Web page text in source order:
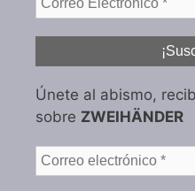
Únete al abismo,
sobre ZWEIHÄNDER